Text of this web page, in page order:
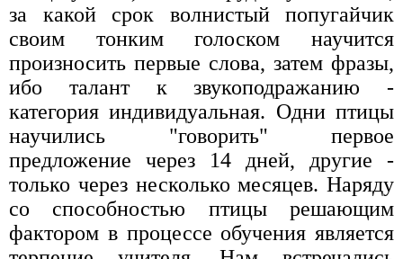
за какой срок волнистый попугайчик
своим тонким голоском научится
произносить первые слова, затем фразы,
ибо талант к звукоподражанию -
категория индивидуальная. Одни птицы
научились "говорить" первое
предложение через 14 дней, другие -
только через несколько месяцев. Наряду
со способностью птицы решающим
фактором в процессе обучения является